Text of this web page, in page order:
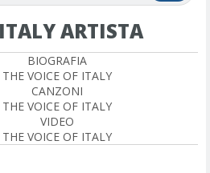
ARTISTA
BIOGRAFIA
THE VOICE OF ITALY
CANZONI
THE VOICE OF ITALY
VIDEO
THE VOICE OF ITALY